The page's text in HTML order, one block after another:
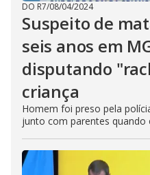
DO R7/08/04/2024
Suspeito de
seis anos em
disputando
criança
Homem foi preso pela
junto com parentes quando